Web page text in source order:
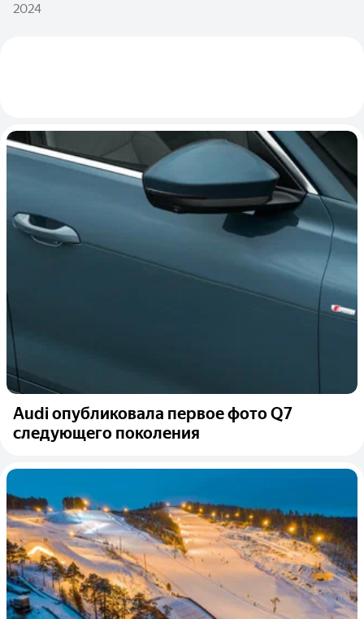
2024
Audi опубликовала первое фото Q7
следующего поколения